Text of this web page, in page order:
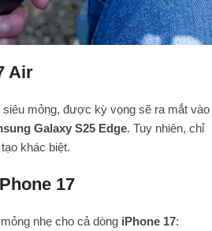
Air
siêu mỏng, được kỳ vọng sẽ ra mắt vào
Galaxy S25 Edge. Tuy nhiên, chỉ
khác biệt.
17
nhẹ cho cả dòng iPhone 17: